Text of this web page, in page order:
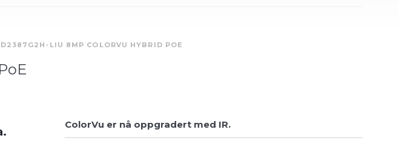
LIU 8MP COLORVU HYBRID POE
ColorVu er nå oppgradert med IR.